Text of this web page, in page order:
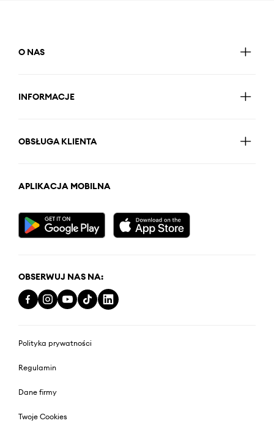
O NAS
INFORMACJE
OBSŁUGA KLIENTA
APLIKACJA MOBILNA
OBSERWUJ NAS NA:
Polityka prywatności
Regulamin
Dane firmy
Twoje Cookies